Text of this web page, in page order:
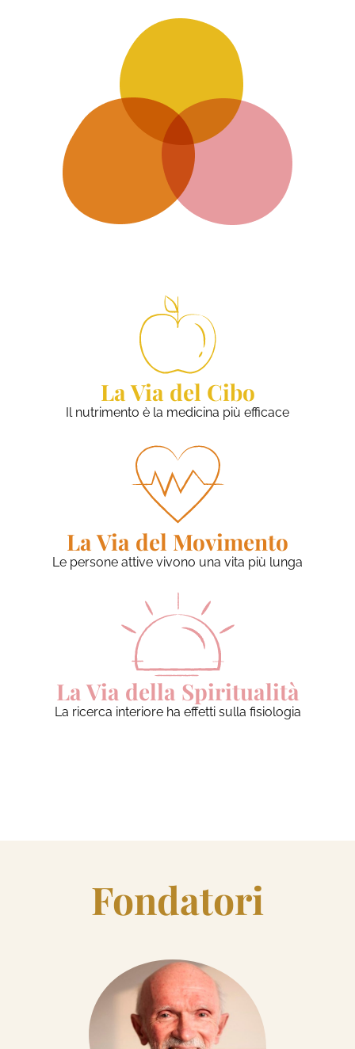
La Via del Cibo
Il nutrimento è la medicina più efficace
La Via del Movimento
Le persone attive vivono una vita più lunga
La Via della Spiritualità
La ricerca interiore ha effetti sulla fisiologia
Fondatori